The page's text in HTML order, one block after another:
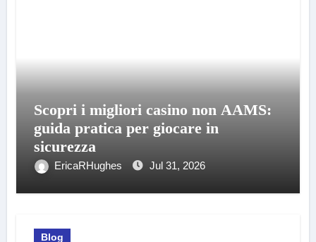
Scopri i migliori casino non AAMS:
guida pratica per giocare in
sicurezza
EricaRHughes Jul 31, 2026
Blog